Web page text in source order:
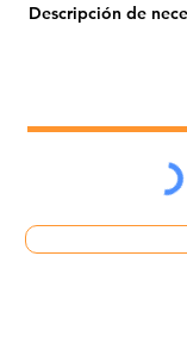
Descripción de